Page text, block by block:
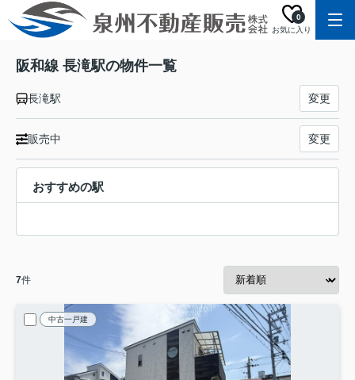
お気に入り
0
阪和線 長滝駅の物件一覧
長滝駅 変更
販売中 変更
おすすめの駅
7件
中古一戸建